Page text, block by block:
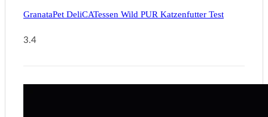
GranataPet DeliCATessen Wild PUR Katzenfutter Test
3.4